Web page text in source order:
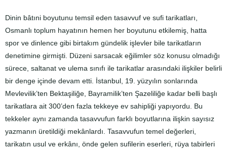
Dinin bâtıni boyutunu temsil eden tasavvuf ve sufi tarikatları,
Osmanlı toplum hayatının hemen her boyutunu etkilemiş, hatta
spor ve dinlence gibi birtakım gündelik işlevler bile tarikatların
denetimine girmişti. Düzeni sarsacak eğilimler söz konusu olmadığı
sürece, saltanat ve ulema sınıfı ile tarikatlar arasındaki ilişkiler belirli
bir denge içinde devam etti. İstanbul, 19. yüzyılın sonlarında
Mevlevilik’ten Bektaşiliğe, Bayramilik’ten Şazeliliğe kadar belli başlı
tarikatlara ait 300’den fazla tekkeye ev sahipliği yapıyordu. Bu
tekkeler aynı zamanda tasavvufun farklı boyutlarına ilişkin sayısız
yazmanın üretildiği mekânlardı. Tasavvufun temel değerleri,
tarikatın usul ve erkânı, önde gelen sufilerin eserleri, rüya tabirleri